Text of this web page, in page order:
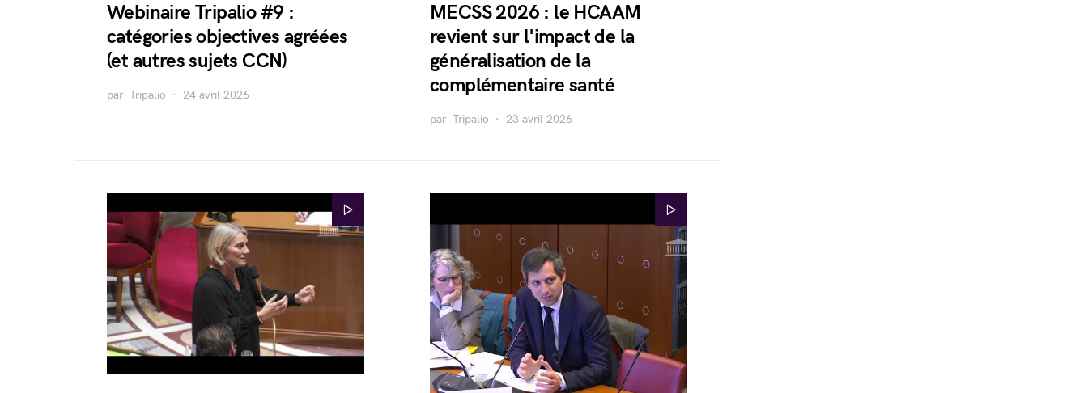
Webinaire Tripalio #9 :
catégories objectives agréées
(et autres sujets CCN)
par Tripalio 24 avril 2026
MECSS 2026 : le HCAAM
revient sur l'impact de la
généralisation de la
complémentaire santé
par Tripalio 23 avril 2026